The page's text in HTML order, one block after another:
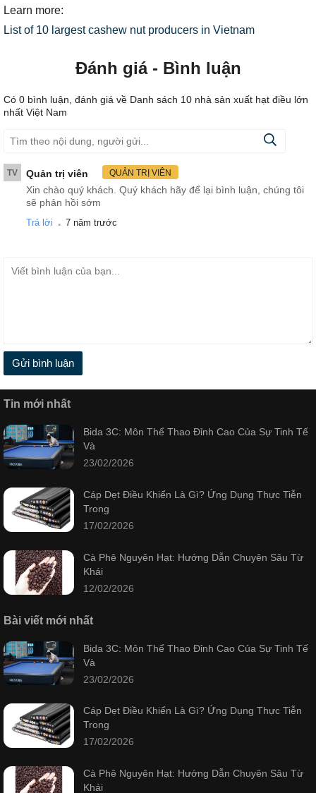
Learn more:
List of 10 largest cashew nut producers in Vietnam
Đánh giá - Bình luận
Có 0 bình luận, đánh giá về Danh sách 10 nhà sản xuất hạt điều lớn
nhất Việt Nam
TV Quản trị viên QUẢN TRỊ VIÊN
Xin chào quý khách. Quý khách hãy để lại bình luận, chúng tôi
sẽ phản hồi sớm
Trả lời . 7 năm trước
Gửi bình luận
Tin mới nhất
Bida 3C: Môn Thể Thao Đỉnh Cao Của Sự Tinh Tế
Và
23/02/2026
Cáp Dẹt Điều Khiển Là Gì? Ứng Dụng Thực Tiễn
Trong
17/02/2026
Cà Phê Nguyên Hạt: Hướng Dẫn Chuyên Sâu Từ
Khái
12/02/2026
Bài viết mới nhất
Bida 3C: Môn Thể Thao Đỉnh Cao Của Sự Tinh Tế
Và
23/02/2026
Cáp Dẹt Điều Khiển Là Gì? Ứng Dụng Thực Tiễn
Trong
17/02/2026
Cà Phê Nguyên Hạt: Hướng Dẫn Chuyên Sâu Từ
Khái